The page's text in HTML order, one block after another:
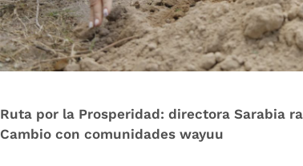
Ruta por la Prosperidad: directora Sarabia
Cambio con comunidades wayuu